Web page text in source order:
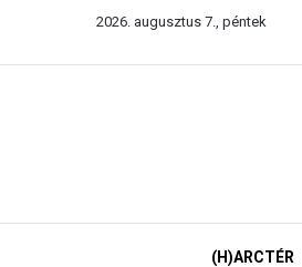
2026. augusztus 7., péntek
(H)ARCTÉR